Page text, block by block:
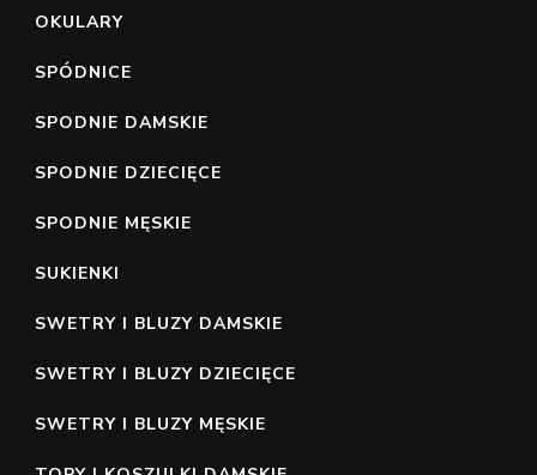
OKULARY
SPÓDNICE
SPODNIE DAMSKIE
SPODNIE DZIECIĘCE
SPODNIE MĘSKIE
SUKIENKI
SWETRY I BLUZY DAMSKIE
SWETRY I BLUZY DZIECIĘCE
SWETRY I BLUZY MĘSKIE